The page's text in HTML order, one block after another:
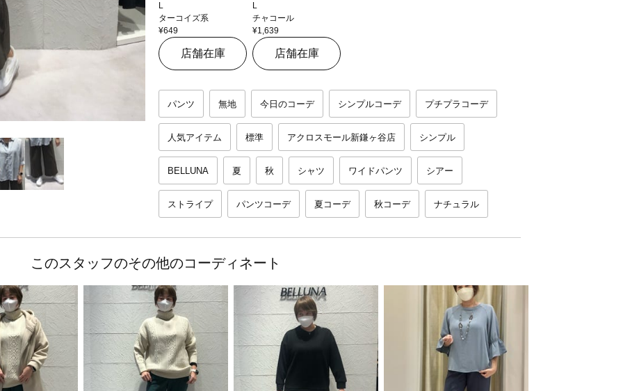
L
ターコイズ系
¥649
店舗在庫
L
チャコール
¥1,639
店舗在庫
パンツ 無地 今日のコーデ シンプルコーデ プチプラコーデ
人気アイテム 標準 アクロスモール新鎌ヶ谷店 シンプル
BELLUNA 夏 秋 シャツ ワイドパンツ シアー
ストライプ パンツコーデ 夏コーデ 秋コーデ ナチュラル
このスタッフのその他のコーディネート